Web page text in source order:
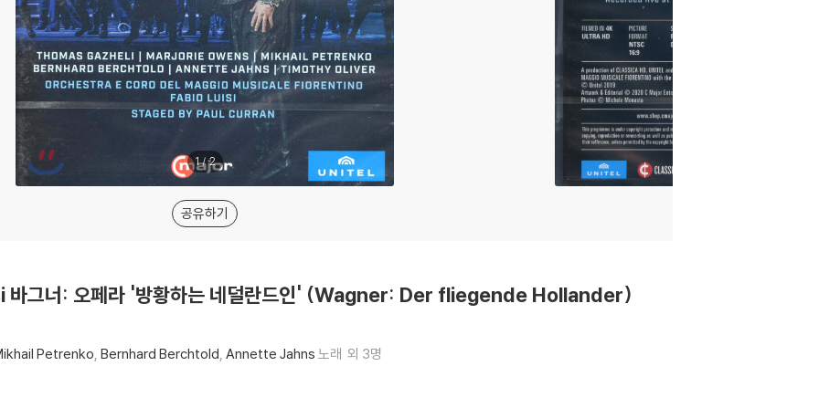
1/2
공유하기
바그너: 오페라 '방황하는 네덜란드인' (Wagner: Der fliegende Hollander)
Petrenko Bernhard Berchtold Annette Jahns 노래 외 3명